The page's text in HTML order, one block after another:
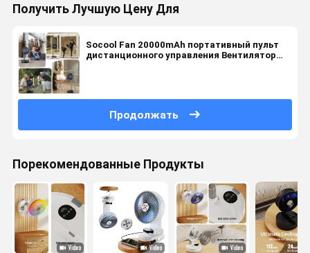
Получить Лучшую Цену Для
Socool Fan 20000mAh портативный пульт
дистанционного управления Вентилятор
Продолжать
Порекомендованные Продукты